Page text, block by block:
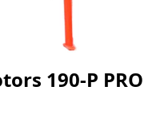
190-P PRO